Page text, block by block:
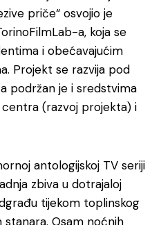
priče“ osvojio je
a, koja se
i obećavajućim
Projekt se razvija pod
podržan je i sredstvima
centra (razvoj projekta) i
antologijskoj TV seriji
zbiva u dotrajaloj
tijekom toplinskog
stanara. Osam noćnih